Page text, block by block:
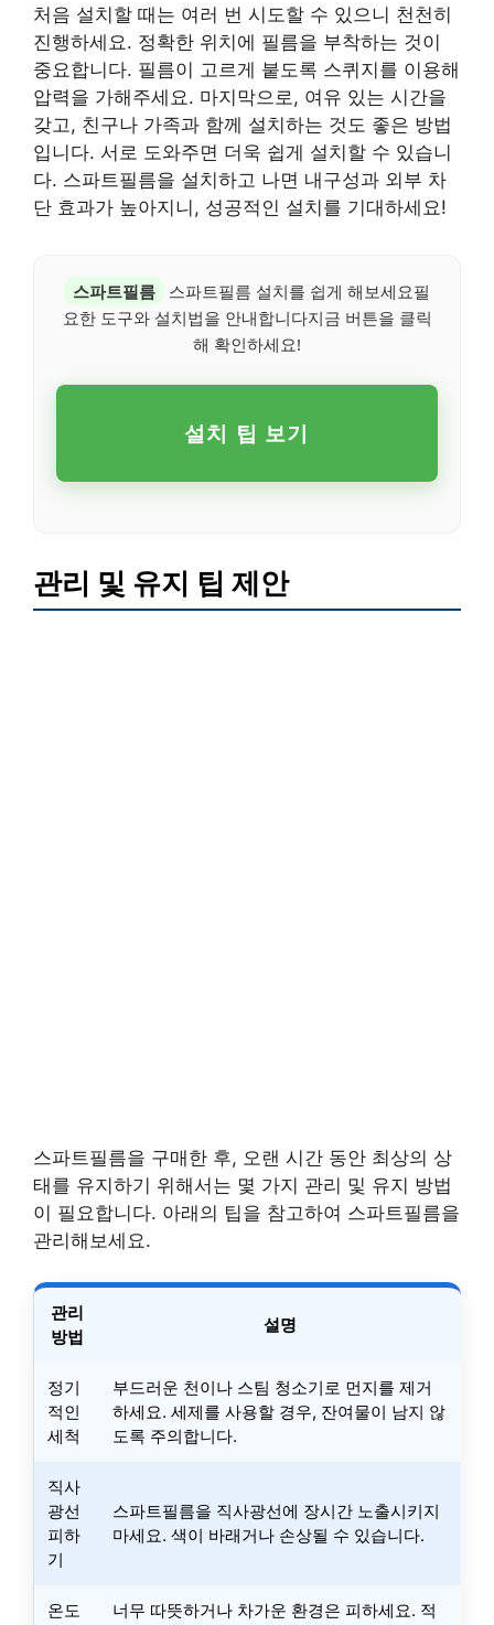
처음 설치할 때는 여러 번 시도할 수 있으니 천천히
진행하세요. 정확한 위치에 필름을 부착하는 것이
중요합니다. 필름이 고르게 붙도록 스퀴지를 이용해
압력을 가해주세요. 마지막으로, 여유 있는 시간을
갖고, 친구나 가족과 함께 설치하는 것도 좋은 방법
입니다. 서로 도와주면 더욱 쉽게 설치할 수 있습니
다. 스파트필름을 설치하고 나면 내구성과 외부 차
단 효과가 높아지니, 성공적인 설치를 기대하세요!
스파트필름
스파트필름 설치를 쉽게 해보세요필
요한 도구와 설치법을 안내합니다지금 버튼을 클릭
해 확인하세요!
설치 팁 보기
관리 및 유지 팁 제안
스파트필름을 구매한 후, 오랜 시간 동안 최상의 상
태를 유지하기 위해서는 몇 가지 관리 및 유지 방법
이 필요합니다. 아래의 팁을 참고하여 스파트필름을
관리해보세요.
관리
방법
설명
정기
적인
세척
부드러운 천이나 스팀 청소기로 먼지를 제거
하세요. 세제를 사용할 경우, 잔여물이 남지 않
도록 주의합니다.
직사
광선
피하
기
스파트필름을 직사광선에 장시간 노출시키지
마세요. 색이 바래거나 손상될 수 있습니다.
온도
너무 따뜻하거나 차가운 환경은 피하세요. 적